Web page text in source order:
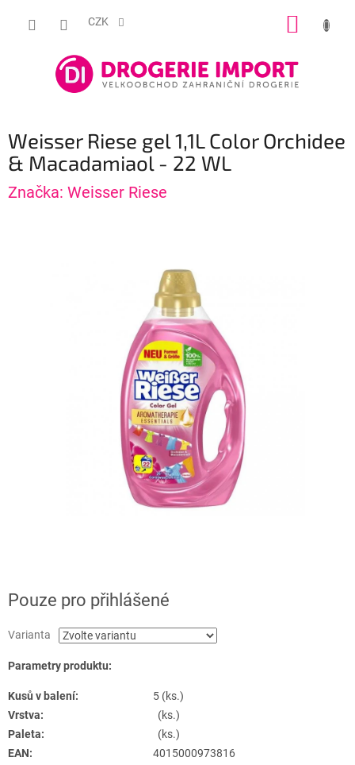
CZK
Weisser Riese gel 1,1L Color Orchidee
& Macadamiaol - 22 WL
Značka: Weisser Riese
Pouze pro přihlášené
Varianta
Parametry produktu:
Kusů v balení:
5 (ks.)
Vrstva:
(ks.)
Paleta:
(ks.)
EAN:
4015000973816